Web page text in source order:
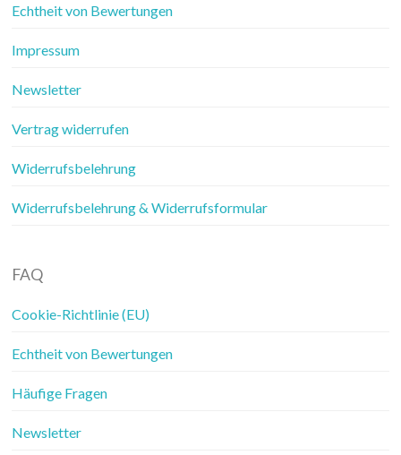
Echtheit von Bewertungen
Impressum
Newsletter
Vertrag widerrufen
Widerrufsbelehrung
Widerrufsbelehrung & Widerrufsformular
FAQ
Cookie-Richtlinie (EU)
Echtheit von Bewertungen
Häufige Fragen
Newsletter